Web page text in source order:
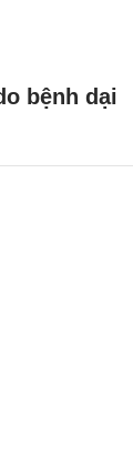
bệnh dại